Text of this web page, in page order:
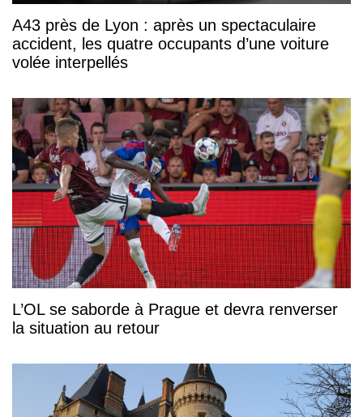
A43 près de Lyon : après un spectaculaire
accident, les quatre occupants d’une voiture
volée interpellés
L’OL se saborde à Prague et devra renverser
la situation au retour